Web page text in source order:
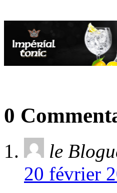
0
le
20 février